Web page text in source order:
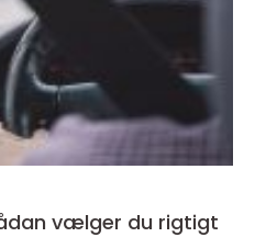
vælger du rigtigt